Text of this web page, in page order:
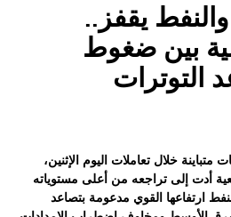
يقفز..
بين ضغوط
التوترات
متباينة خلال تعاملات اليوم الإثنين،
أدت إلى تراجعه من أعلى مستوياته
ارتفاعها القوي مدعومة بتصاعد